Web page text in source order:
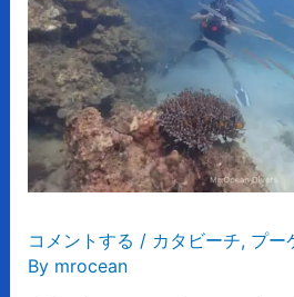
コメントする / カタビーチ, プー
By mrocean